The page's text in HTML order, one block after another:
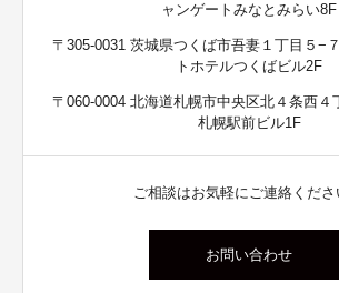
ャンゲートみなとみらい8F
〒305-0031 茨城県つくば市吾妻１丁目５−
トホテルつくばビル2F
〒060-0004 北海道札幌市中央区北４条西４
札幌駅前ビル1F
ご相談はお気軽にご連絡くださ
お問い合わせ